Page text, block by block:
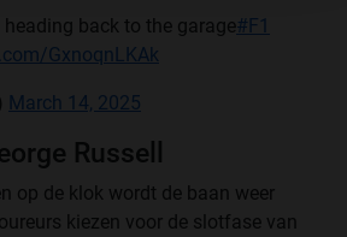
back to the garage#F1
GxnoqnLKAk
March 14, 2025
Russell
op de klok wordt de baan weer
kiezen voor de slotfase van